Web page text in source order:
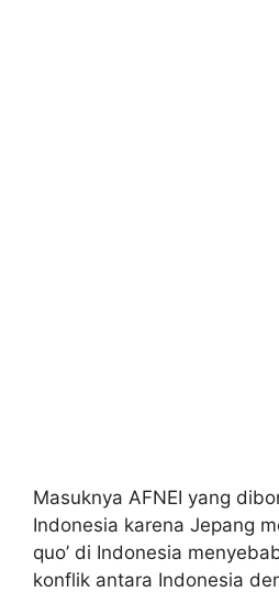
Masuknya AFNEI yang
Indonesia karena Jepang
quo’ di Indonesia
konflik antara Indonesia